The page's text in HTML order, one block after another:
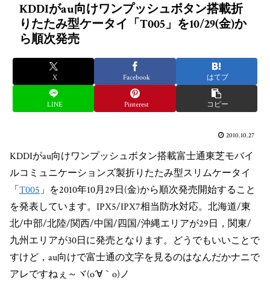
KDDIがau向けワンプッシュボタン搭載折
りたたみ型ケータイ「T005」を10/29(金)か
ら順次発売
X Facebook はてブ
LINE Pinterest コピー
2010.10.27
KDDIがau向けワンプッシュボタン搭載富士通東芝モバイ
ルコミュニケーションズ製折りたたみ型スリムケータイ
「T005」を2010年10月29日(金)から順次発売開始すること
を発表しています。IPX5/IPX7相当防水対応。北海道/東
北/中部/北陸/関西/中国/四国/沖縄エリアが29日，関東/
九州エリアが30日に発売となります。どうでもいいことで
すけど，au向けで富士通の文字を見るのはなんだかナニで
アレですねぇ～ヾ(o´∀｀o)ノ